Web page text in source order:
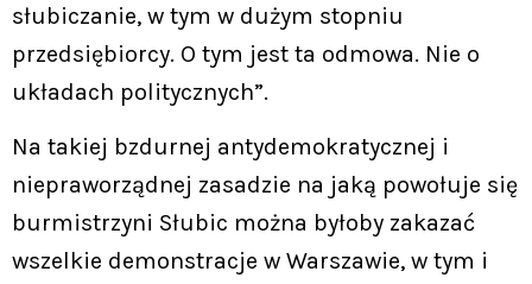
słubiczanie, w tym w dużym stopniu
przedsiębiorcy. O tym jest ta odmowa. Nie o
układach politycznych”.
Na takiej bzdurnej antydemokratycznej i
niepraworządnej zasadzie na jaką powołuje się
burmistrzyni Słubic można byłoby zakazać
wszelkie demonstracje w Warszawie, w tym i